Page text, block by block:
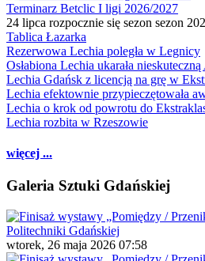
Terminarz Betclic I ligi 2026/2027
24 lipca rozpocznie się sezon sezon
Tablica Łazarka
Rezerwowa Lechia poległa w Legnicy
Osłabiona Lechia ukarała
Lechia Gdańsk z licencją na grę w
Lechia efektownie przypieczętowała
Lechia o krok od powrotu do
Lechia rozbita w Rzeszowie
więcej ...
Galeria Sztuki Gdańskiej
wtorek, 26 maja 2026 07:58